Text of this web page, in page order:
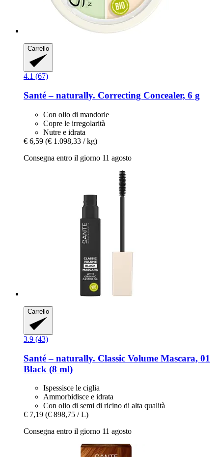
Carrello
4.1 (67)
Santé – naturally. Correcting Concealer, 6 g
Con olio di mandorle
Copre le irregolarità
Nutre e idrata
€ 6,59 (€ 1.098,33 / kg)
Consegna entro il giorno 11 agosto
Carrello
3.9 (43)
Santé – naturally. Classic Volume Mascara, 01
Black (8 ml)
Ispessisce le ciglia
Ammorbidisce e idrata
Con olio di semi di ricino di alta qualità
€ 7,19 (€ 898,75 / L)
Consegna entro il giorno 11 agosto